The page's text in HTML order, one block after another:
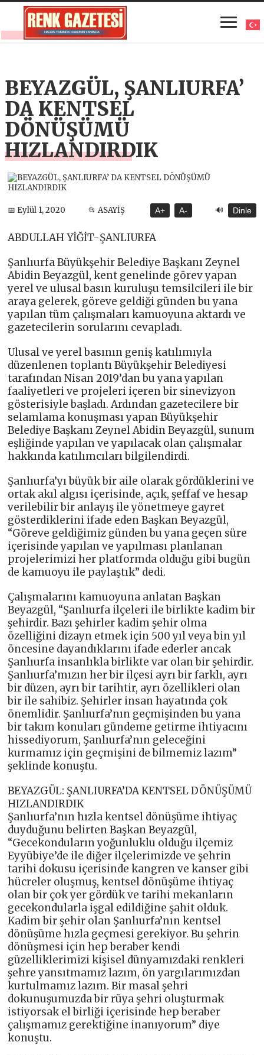
BEYAZGÜL, ŞANLIURFA’
DA KENTSEL
DÖNÜŞÜMÜ
HIZLANDIRDIK
📅 Eylül 1, 2020 📂 ASAYİŞ A+ A- 🔊 Dinle
ABDULLAH YİĞİT-ŞANLIURFA
Şanlıurfa Büyükşehir Belediye Başkanı Zeynel
Abidin Beyazgül, kent genelinde görev yapan
yerel ve ulusal basın kuruluşu temsilcileri ile bir
araya gelerek, göreve geldiği günden bu yana
yapılan tüm çalışmaları kamuoyuna aktardı ve
gazetecilerin sorularını cevapladı.
Ulusal ve yerel basının geniş katılımıyla
düzenlenen toplantı Büyükşehir Belediyesi
tarafından Nisan 2019’dan bu yana yapılan
faaliyetleri ve projeleri içeren bir sinevizyon
gösterisiyle başladı. Ardından gazetecilere bir
selamlama konuşması yapan Büyükşehir
Belediye Başkanı Zeynel Abidin Beyazgül, sunum
eşliğinde yapılan ve yapılacak olan çalışmalar
hakkında katılımcıları bilgilendirdi.
Şanlıurfa’yı büyük bir aile olarak gördüklerini ve
ortak akıl algısı içerisinde, açık, şeffaf ve hesap
verilebilir bir anlayış ile yönetmeye gayret
gösterdiklerini ifade eden Başkan Beyazgül,
“Göreve geldiğimiz günden bu yana geçen süre
içerisinde yapılan ve yapılması planlanan
projelerimizi her platformda olduğu gibi bugün
de kamuoyu ile paylaştık” dedi.
Çalışmalarını kamuoyuna anlatan Başkan
Beyazgül, “Şanlıurfa ilçeleri ile birlikte kadim bir
şehirdir. Bazı şehirler kadim şehir olma
özelliğini dizayn etmek için 500 yıl veya bin yıl
öncesine dayandıklarını ifade ederler ancak
Şanlıurfa insanlıkla birlikte var olan bir şehirdir.
Şanlıurfa’mızın her bir ilçesi ayrı bir farklı, ayrı
bir düzen, ayrı bir tarihtir, ayrı özellikleri olan
bir ile sahibiz. Şehirler insan hayatında çok
önemlidir. Şanlıurfa’nın geçmişinden bu yana
bir takım konuları gündeme getirme ihtiyacını
hissediyorum, Şanlıurfa’nın geleceğini
kurmamız için geçmişini de bilmemiz lazım”
şeklinde konuştu.
BEYAZGÜL: ŞANLIURFA’DA KENTSEL DÖNÜŞÜMÜ
HIZLANDIRDIK
Şanlıurfa’nın hızla kentsel dönüşüme ihtiyaç
duyduğunu belirten Başkan Beyazgül,
“Gecekonduların yoğunluklu olduğu ilçemiz
Eyyübiye’de ile diğer ilçelerimizde ve şehrin
tarihi dokusu içerisinde kangren ve kanser gibi
hücreler oluşmuş, kentsel dönüşüme ihtiyaç
olan bir çok yer gördük ve tarihi mekanların
gecekondularla işgal edildiğine şahit olduk.
Kadim bir şehir olan Şanlıurfa’nın kentsel
dönüşüme hızla geçmesi gerekiyor. Bu şehrin
dönüşmesi için hep beraber kendi
güzelliklerimizi kişisel dünyamızdaki renkleri
şehre yansıtmamız lazım, ön yargılarımızdan
kurtulmamız lazım. Bir masal şehri
dokunuşumuzda bir rüya şehri oluşturmak
istiyorsak el birliği içerisinde hep beraber
çalışmamız gerektiğine inanıyorum” diye
konuştu.